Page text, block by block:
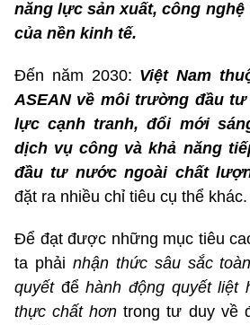
năng lực sản xuất, công
của nền kinh tế.
Đến năm 2030: Việt Nam
ASEAN về môi trường đầu
lực cạnh tranh, đổi mới
dịch vụ công và khả năng
đầu tư nước ngoài chất
đặt ra nhiều chỉ tiêu cụ thể khác.
Để đạt được những mục tiêu
ta phải nhận thức sâu sắc
quyếtđểhành động quyết liệt
thực chất hơn trong tư duy về